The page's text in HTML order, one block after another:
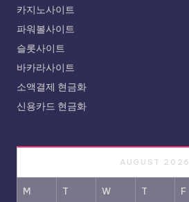
카지노사이트
파워볼사이트
슬롯사이트
바카라사이트
소액결제 현금화
신용카드 현금화
AUGUST 2026
M T W T F